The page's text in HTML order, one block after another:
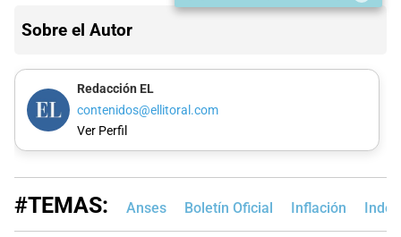
Sobre el Autor
Redacción EL
contenidos@ellitoral.com
Ver Perfil
#TEMAS: Anses Boletín Oficial Inflación Indec